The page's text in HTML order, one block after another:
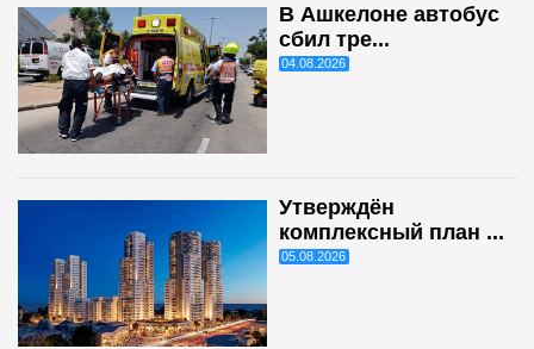
В Ашкелоне автобус
сбил тре...
04.08.2026
Утверждён
комплексный план ...
05.08.2026